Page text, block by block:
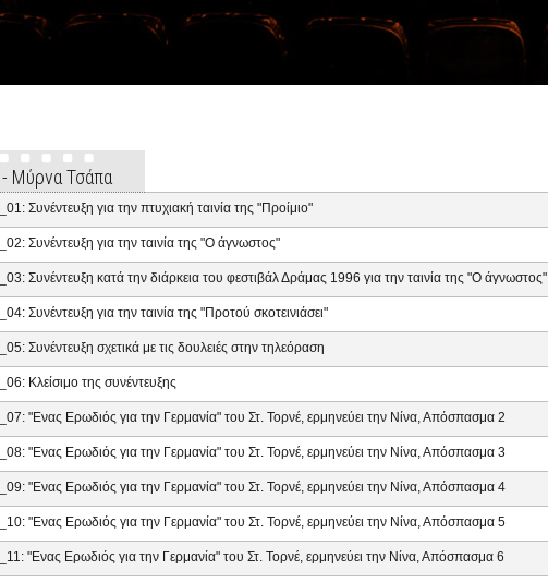
Μύρνα Τσάπα
Συνέντευξη για την πτυχιακή ταινία της "Προίμιο"
Συνέντευξη για την ταινία της "Ο άγνωστος"
Συνέντευξη κατά την διάρκεια του φεστιβάλ Δράμας 1996 για την ταινία της "Ο άγνωστος"
Συνέντευξη για την ταινία της "Προτού σκοτεινιάσει"
Συνέντευξη σχετικά με τις δουλειές στην τηλεόραση
Κλείσιμο της συνέντευξης
"Ενας Ερωδιός για την Γερμανία" του Στ. Τορνέ, ερμηνεύει την Νίνα, Απόσπασμα 2
"Ενας Ερωδιός για την Γερμανία" του Στ. Τορνέ, ερμηνεύει την Νίνα, Απόσπασμα 3
"Ενας Ερωδιός για την Γερμανία" του Στ. Τορνέ, ερμηνεύει την Νίνα, Απόσπασμα 4
"Ενας Ερωδιός για την Γερμανία" του Στ. Τορνέ, ερμηνεύει την Νίνα, Απόσπασμα 5
"Ενας Ερωδιός για την Γερμανία" του Στ. Τορνέ, ερμηνεύει την Νίνα, Απόσπασμα 6